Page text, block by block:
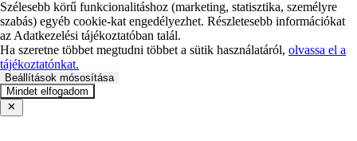
Szélesebb körű funkcionalitáshoz (marketing, statisztika, személyre
szabás) egyéb cookie-kat engedélyezhet. Részletesebb információkat
az Adatkezelési tájékoztatóban talál.
Ha szeretne többet megtudni többet a sütik használatáról, olvassa el a
tájékoztatónkat.
Beállítások mósosítása
Mindet elfogadom